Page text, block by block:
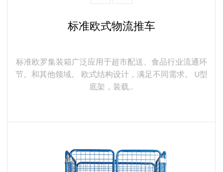
标准欧式物流推车
标准欧罗集装箱广泛应用于超市配送、食品行业流通环
节。和其他领域。 欧式结构设计，满足不同需求。 U型
底架，装载...